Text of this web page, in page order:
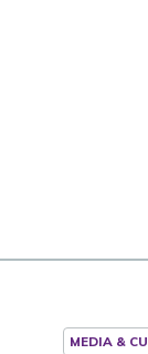
MEDIA &